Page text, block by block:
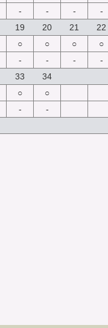
- - - -
19 20 21 22
○ ○ ○ ○
- - - -
33 34
○ ○
-
-